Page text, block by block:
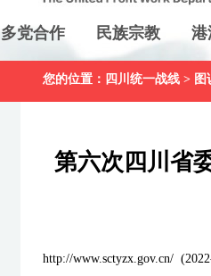
多党合作 民族宗教 港
您的位置： 四川统一战线 > 图
第六次四川省
http://www.sctyzx.gov.cn/ (